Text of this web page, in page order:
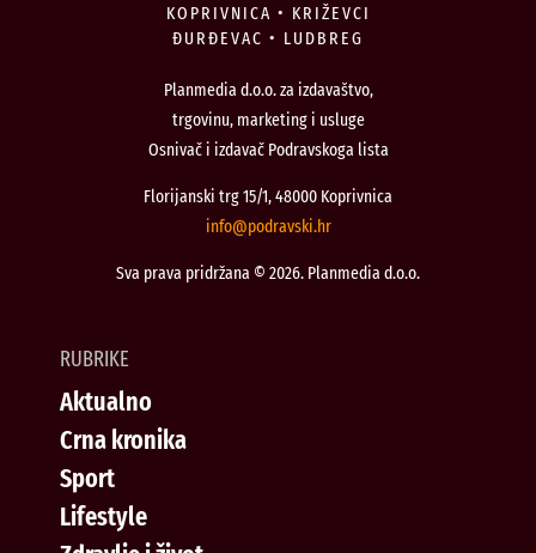
KOPRIVNICA • KRIŽEVCI
ĐURĐEVAC • LUDBREG
Planmedia d.o.o. za izdavaštvo,
trgovinu, marketing i usluge
Osnivač i izdavač Podravskoga lista
Florijanski trg 15/1, 48000 Koprivnica
rh.iksvardop
@ofni
Sva prava pridržana © 2026. Planmedia d.o.o.
RUBRIKE
Aktualno
Crna kronika
Sport
Lifestyle